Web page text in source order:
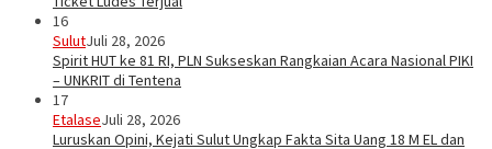
16
SulutJuli 28, 2026
Spirit HUT ke 81 RI, PLN Sukseskan Rangkaian Acara Nasional PIKI
– UNKRIT di Tentena
17
EtalaseJuli 28, 2026
Luruskan Opini, Kejati Sulut Ungkap Fakta Sita Uang 18 M EL dan